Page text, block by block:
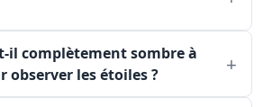
il complètement sombre à
observer les étoiles ?